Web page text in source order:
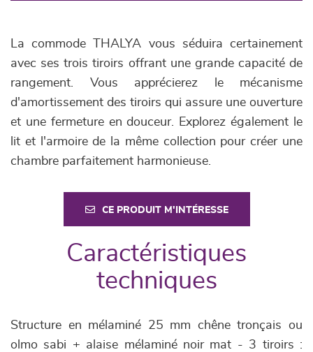
La commode THALYA vous séduira certainement
avec ses trois tiroirs offrant une grande capacité de
rangement. Vous apprécierez le mécanisme
d'amortissement des tiroirs qui assure une ouverture
et une fermeture en douceur. Explorez également le
lit et l'armoire de la même collection pour créer une
chambre parfaitement harmonieuse.
CE PRODUIT M'INTÉRESSE
Caractéristiques
techniques
Structure en mélaminé 25 mm chêne tronçais ou
olmo sabi + alaise mélaminé noir mat - 3 tiroirs :